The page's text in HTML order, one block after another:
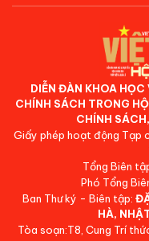
DIỄN ĐÀN KHOA
CHÍNH SÁCH TRONG
CHÍNH
Giấy phép hoạt động Tạp
Tổng Biên
Phó Tổng
Ban Thư ký - Biên tập:
HÀ,
Tòa soạn:T8, Cung Trí